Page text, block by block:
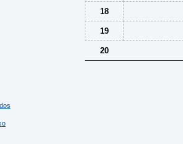
18
19
20